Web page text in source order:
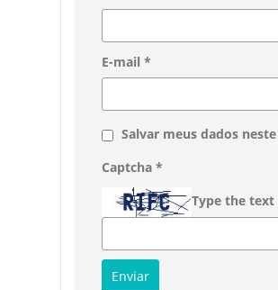
E-mail *
Salvar meus dados
Captcha *
Type the text